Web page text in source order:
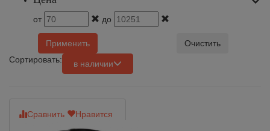
от до
Применить
Очистить
Сортировать:
в наличии
Сравнить Нравится